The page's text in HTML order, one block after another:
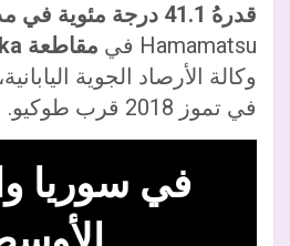
قدرهُ 41.1 درجة مئوية في مدينة هاماماتسو
Hamamatsu في
مقاطعة Shizuoka
وكالة الأرصاد الجوية
في تموز 2018 قرب طوكيو.
في سوريا